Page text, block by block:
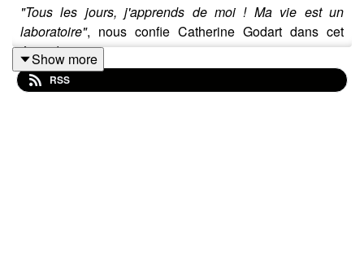
"Tous les jours, j'apprends de moi ! Ma vie est un
laboratoire", nous confie Catherine Godart dans cet
épisode.
Catherine est Sourirologue®️: libératrice du leadership
Show more
RSS